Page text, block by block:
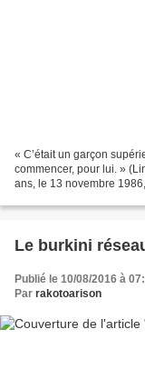
« C’était un garçon
commencer, pour lui. »
ans, le 13 novembre
Le burkini
Publié le 10/08/2016 à
Par rakotoarison